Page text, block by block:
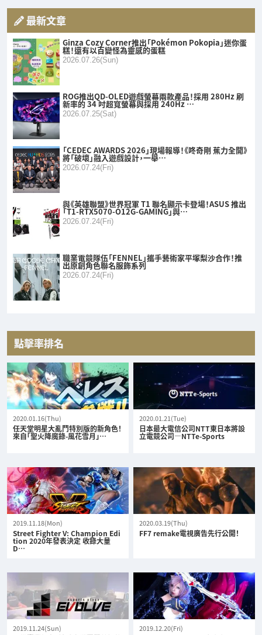
最新文章
Ginza Cozy Corner推出「Pokémon Pokopia」迷你蛋
糕！還有以百變怪為靈感的蛋糕
2026.07.26(Sun)
ROG推出QD-OLED遊戲螢幕兩款產品！採用 280Hz 刷
新率的 34 吋超寬螢幕與採用 240Hz …
2026.07.25(Sat)
「CEDEC AWARDS 2026」現場報導！《咚奇剛 蕉力全開》
將「破壞」融入遊戲設計，一舉…
2026.07.24(Fri)
與《英雄聯盟》世界冠軍 T1 聯名顯示卡登場！ASUS 推出
「T1-RTX5070-O12G-GAMING」與…
2026.07.24(Fri)
職業電競隊伍「FENNEL」攜手藝術家平塚梨沙合作！推
出原創角色聯名服飾系列
2026.07.24(Fri)
點擊率排名
2020.01.16(Thu)
任天堂明星大亂鬥特別版的新角色！
來自「聖火降魔錄-風花雪月」…
2020.01.21(Tue)
日本最大電信公司NTT東日本將設
立電競公司—NTTe-Sports
2019.11.18(Mon)
Street Fighter V: Champion Edi
tion 2020年發表決定 收錄大量
D…
2020.03.19(Thu)
FF7 remake電視廣告先行公開！
2019.11.24(Sun) 2019.12.20(Fri)